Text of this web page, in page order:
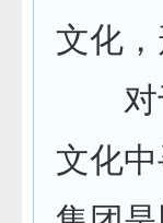
文化，
对于
文化